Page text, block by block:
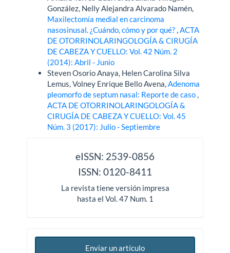
González, Nelly Alejandra Alvarado Namén,
Maxilectomía medial en carcinoma
nasosinusal. ¿Cuándo, cómo y por qué?,ACTA
DE OTORRINOLARINGOLOGÍA & CIRUGÍA
DE CABEZA Y CUELLO: Vol. 42 Núm. 2
(2014): Abril - Junio
Steven Osorio Anaya, Helen Carolina Silva
Lemus, Volney Enrique Bello Avena,Adenoma
pleomorfo de septum nasal: Reporte de caso,
ACTA DE OTORRINOLARINGOLOGÍA &
CIRUGÍA DE CABEZA Y CUELLO: Vol. 45
Núm. 3 (2017): Julio - Septiembre
eISSN: 2539-0856
ISSN: 0120-8411
La revista tiene versión impresa
hasta el Vol. 47 Num. 1
Enviar un artículo